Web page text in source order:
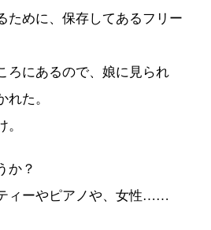
めに、保存してあるフリー
ろにあるので、娘に見られ
れた。
。
か？
ィーやピアノや、女性……